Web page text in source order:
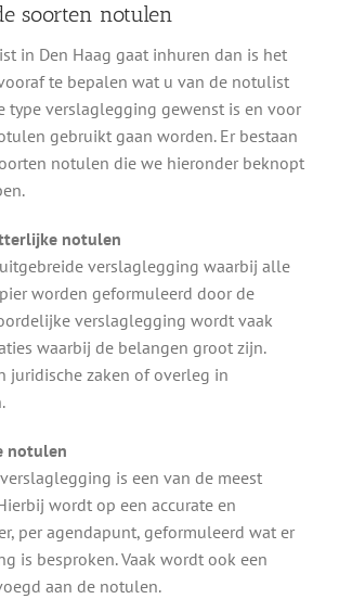
soorten notulen
in Den Haag gaat inhuren dan is het
te bepalen wat u van de notulist
type verslaglegging gewenst is en voor
gebruikt gaan worden. Er bestaan
notulen die we hieronder beknopt
notulen
verslaglegging waarbij alle
worden geformuleerd door de
verslaglegging wordt vaak
waarbij de belangen groot zijn.
juridische zaken of overleg in
notulen
is een van de meest
wordt op een accurate en
per agendapunt, geformuleerd wat er
is besproken. Vaak wordt ook een
aan de notulen.